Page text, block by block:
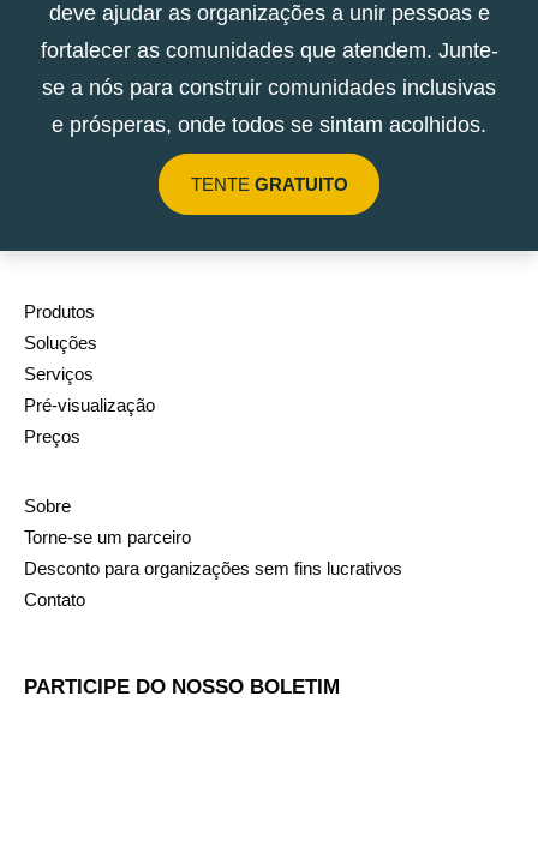
deve ajudar as organizações a unir pessoas e
fortalecer as comunidades que atendem. Junte-
se a nós para construir comunidades inclusivas
e prósperas, onde todos se sintam acolhidos.
TENTE GRATUITO
Produtos
Soluções
Serviços
Pré-visualização
Preços
Sobre
Torne-se um parceiro
Desconto para organizações sem fins lucrativos
Contato
PARTICIPE DO NOSSO BOLETIM